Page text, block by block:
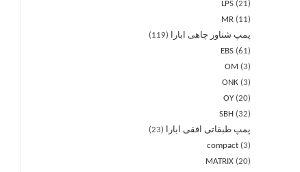
LPS 21
MR
11
پمپ شناور چاهی ابارا
119
EBS 61
OM
3
ONK 3
OY 20
SBH 32
پمپ طبقاتی افقی ابارا
23
compact 3
MATRIX 20